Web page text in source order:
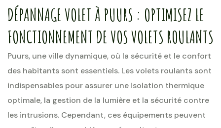
DÉPANNAGE VOLET À PUURS : OPTIMISEZ LE
FONCTIONNEMENT DE VOS VOLETS ROULANTS
Puurs, une ville dynamique, où la sécurité et le confort
des habitants sont essentiels. Les volets roulants sont
indispensables pour assurer une isolation thermique
optimale, la gestion de la lumière et la sécurité contre
les intrusions. Cependant, ces équipements peuvent